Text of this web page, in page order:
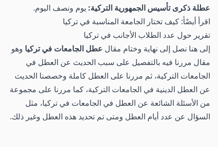
عطلة ذكرى تأسيس الجمهورية التركية: يوم ونصف اليوم.
اقرأ أيضًأ: كيف تختار الجامعة المناسبة في تركيا
تقرير حول عدد الطلاب الأجانب في تركيا
إلى هنا نصل إلى نهاية وختام مقال عطل الجامعات في تركيا وهو
مقال مررنا فيه بالتفصيل على سبب الحديث عن العطل في
الجامعات التركية، ثم مررنا على العطل كاملة وخصصنا الحديث
عن العطل الدينية في الجامعات التركية، كما مررنا على مجموعة
من الأسئلة الشائعة عن العطل في الجامعات في تركيا، مثل
السؤال عن عدد أيام العطل ومتى تم تحديد هذه العطل وغير ذلك.